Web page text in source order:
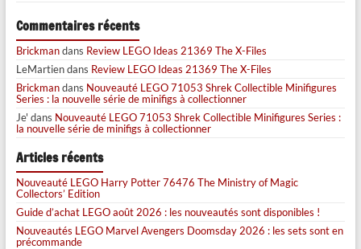
Commentaires récents
Brickmandans Review LEGO Ideas 21369 The X-Files
LeMartiendans Review LEGO Ideas 21369 The X-Files
Brickmandans Nouveauté LEGO 71053 Shrek Collectible Minifigures
Series : la nouvelle série de minifigs à collectionner
Je' dans Nouveauté LEGO 71053 Shrek Collectible Minifigures Series :
la nouvelle série de minifigs à collectionner
Articles récents
Nouveauté LEGO Harry Potter 76476 The Ministry of Magic
Collectors’ Edition
Guide d’achat LEGO août 2026 : les nouveautés sont disponibles !
Nouveautés LEGO Marvel Avengers Doomsday 2026 : les sets sont en
précommande